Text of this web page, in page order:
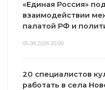
«Единая Россия»
взаимодействии
палатой РФ и
05.08.2026 20:00
20 специалистов
работать в села